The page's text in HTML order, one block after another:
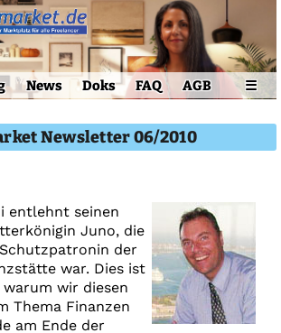
News Doks FAQ AGB ☰
Newsletter 06/2010
entlehnt seinen
Juno, die
der
war. Dies ist
wir diesen
Thema Finanzen
am Ende der